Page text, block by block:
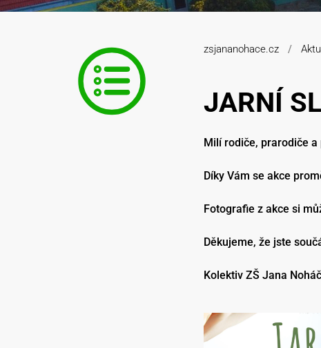
zsjananohace.cz
JARNÍ
Milí rodiče, prarodiče
Díky Vám se akce
Fotografie z akce si
Děkujeme, že jste
Kolektiv ZŠ Jana